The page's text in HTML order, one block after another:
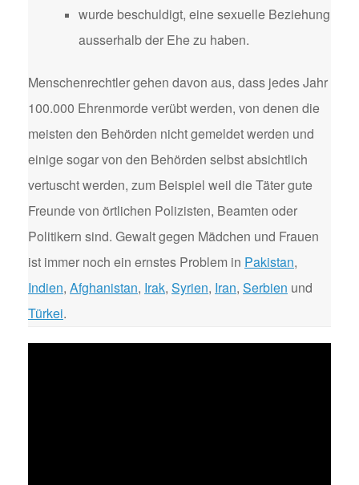
wurde beschuldigt, eine sexuelle Beziehung
ausserhalb der Ehe zu haben.
Menschenrechtler gehen davon aus, dass jedes Jahr
100.000 Ehrenmorde verübt werden, von denen die
meisten den Behörden nicht gemeldet werden und
einige sogar von den Behörden selbst absichtlich
vertuscht werden, zum Beispiel weil die Täter gute
Freunde von örtlichen Polizisten, Beamten oder
Politikern sind. Gewalt gegen Mädchen und Frauen
ist immer noch ein ernstes Problem in Pakistan,
Indien, Afghanistan, Irak, Syrien, Iran, Serbien und
Türkei.